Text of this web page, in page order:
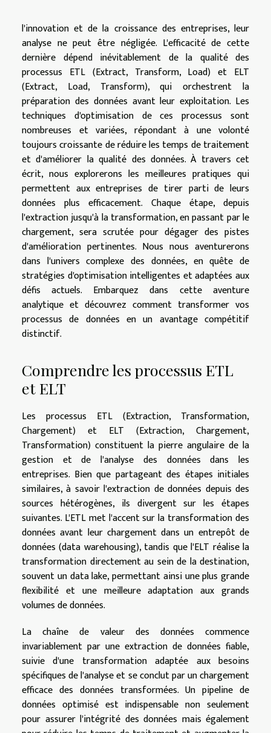
l'innovation et de la croissance des entreprises, leur
analyse ne peut être négligée. L'efficacité de cette
dernière dépend inévitablement de la qualité des
processus ETL (Extract, Transform, Load) et ELT
(Extract, Load, Transform), qui orchestrent la
préparation des données avant leur exploitation. Les
techniques d'optimisation de ces processus sont
nombreuses et variées, répondant à une volonté
toujours croissante de réduire les temps de traitement
et d'améliorer la qualité des données. À travers cet
écrit, nous explorerons les meilleures pratiques qui
permettent aux entreprises de tirer parti de leurs
données plus efficacement. Chaque étape, depuis
l'extraction jusqu'à la transformation, en passant par le
chargement, sera scrutée pour dégager des pistes
d'amélioration pertinentes. Nous nous aventurerons
dans l'univers complexe des données, en quête de
stratégies d'optimisation intelligentes et adaptées aux
défis actuels. Embarquez dans cette aventure
analytique et découvrez comment transformer vos
processus de données en un avantage compétitif
distinctif.
Comprendre les processus ETL
et ELT
Les processus ETL (Extraction, Transformation,
Chargement) et ELT (Extraction, Chargement,
Transformation) constituent la pierre angulaire de la
gestion et de l'analyse des données dans les
entreprises. Bien que partageant des étapes initiales
similaires, à savoir l'extraction de données depuis des
sources hétérogènes, ils divergent sur les étapes
suivantes. L'ETL met l'accent sur la transformation des
données avant leur chargement dans un entrepôt de
données (data warehousing), tandis que l'ELT réalise la
transformation directement au sein de la destination,
souvent un data lake, permettant ainsi une plus grande
flexibilité et une meilleure adaptation aux grands
volumes de données.
La chaîne de valeur des données commence
invariablement par une extraction de données fiable,
suivie d'une transformation adaptée aux besoins
spécifiques de l'analyse et se conclut par un chargement
efficace des données transformées. Un pipeline de
données optimisé est indispensable non seulement
pour assurer l'intégrité des données mais également